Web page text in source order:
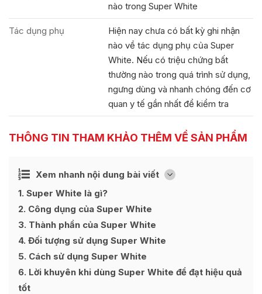
nào trong Super White
Tác dụng phụ
Hiện nay chưa có bất kỳ ghi nhận
nào về tác dụng phụ của Super
White. Nếu có triệu chứng bất
thường nào trong quá trình sử dụng,
ngưng dùng và nhanh chóng đến cơ
quan y tế gần nhất để kiểm tra
THÔNG TIN THAM KHẢO THÊM VỀ SẢN PHẨM
Xem nhanh nội dung bài viết [
Ẩn
1 Super White là gì?
2 Công dụng của Super White
3 Thành phần của Super White
4 Đối tượng sử dụng Super White
5 Cách sử dụng Super White
6 Lời khuyên khi dùng Super White để đạt hiệu quả
tốt